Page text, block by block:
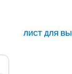
ЛИСТ ДЛЯ